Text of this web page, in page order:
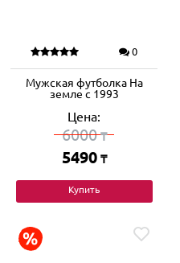
0
Мужская футболка На
земле с 1993
Цена:
6000₸
5490 ₸
Купить